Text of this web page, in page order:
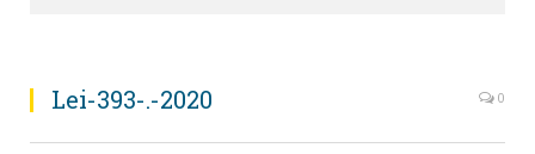
Lei-393-.-2020 0